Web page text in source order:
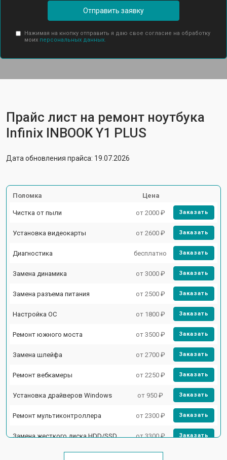
Отправить заявку
Нажимая на кнопку отправить я даю свое согласие на обработку
моих персональных данных.
Прайс лист на ремонт ноутбука
Infinix INBOOK Y1 PLUS
Дата обновления прайса: 19.07.2026
Поломка Цена
Чистка от пыли от 2000 ₽ Заказать
Установка видеокарты от 2600 ₽ Заказать
Диагностика бесплатно Заказать
Замена динамика от 3000 ₽ Заказать
Замена разъема питания от 2500 ₽ Заказать
Настройка ОС от 1800 ₽ Заказать
Ремонт южного моста от 3500 ₽ Заказать
Замена шлейфа от 2700 ₽ Заказать
Ремонт вебкамеры от 2250 ₽ Заказать
Установка драйверов Windows от 950 ₽ Заказать
Ремонт мультиконтроллера от 2300 ₽ Заказать
Замена жесткого диска HDD/SSD от 3300 ₽ Заказать